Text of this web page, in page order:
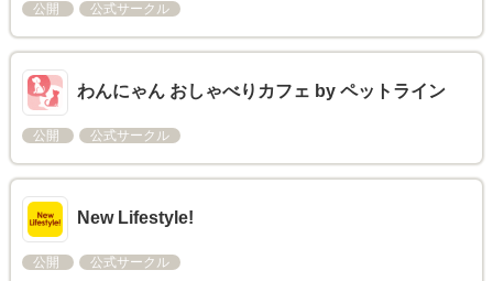
公開 公式サークル
わんにゃん おしゃべりカフェ by ペットライン
公開 公式サークル
New Lifestyle!
公開 公式サークル